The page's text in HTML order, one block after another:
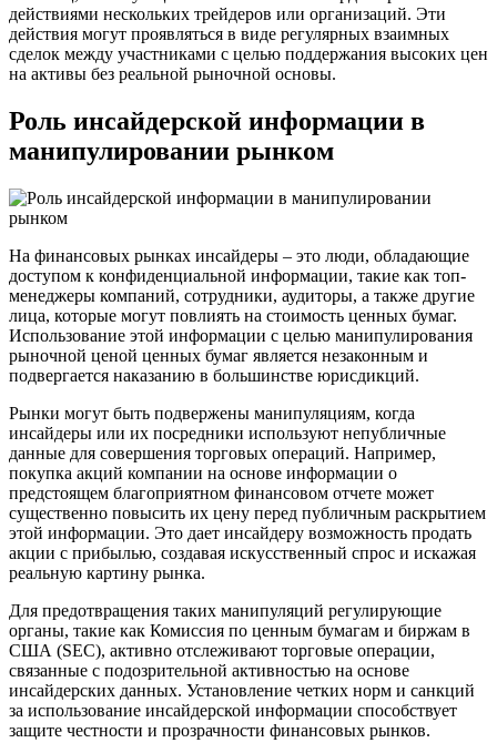
действиями нескольких трейдеров или организаций. Эти
действия могут проявляться в виде регулярных взаимных
сделок между участниками с целью поддержания высоких цен
на активы без реальной рыночной основы.
Роль инсайдерской информации в
манипулировании рынком
На финансовых рынках инсайдеры – это люди, обладающие
доступом к конфиденциальной информации, такие как топ-
менеджеры компаний, сотрудники, аудиторы, а также другие
лица, которые могут повлиять на стоимость ценных бумаг.
Использование этой информации с целью манипулирования
рыночной ценой ценных бумаг является незаконным и
подвергается наказанию в большинстве юрисдикций.
Рынки могут быть подвержены манипуляциям, когда
инсайдеры или их посредники используют непубличные
данные для совершения торговых операций. Например,
покупка акций компании на основе информации о
предстоящем благоприятном финансовом отчете может
существенно повысить их цену перед публичным раскрытием
этой информации. Это дает инсайдеру возможность продать
акции с прибылью, создавая искусственный спрос и искажая
реальную картину рынка.
Для предотвращения таких манипуляций регулирующие
органы, такие как Комиссия по ценным бумагам и биржам в
США (SEC), активно отслеживают торговые операции,
связанные с подозрительной активностью на основе
инсайдерских данных. Установление четких норм и санкций
за использование инсайдерской информации способствует
защите честности и прозрачности финансовых рынков.